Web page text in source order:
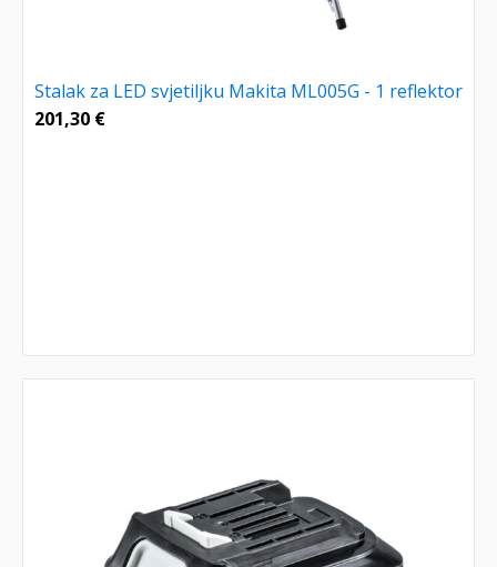
Stalak za LED svjetiljku Makita ML005G - 1 reflektor
201,30 €